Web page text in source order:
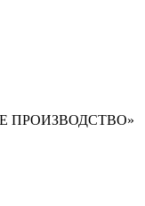
ПРОИЗВОДСТВО»